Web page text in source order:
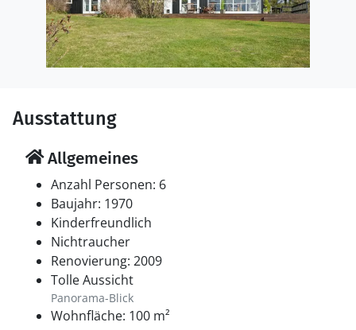
Ausstattung
Allgemeines
Anzahl Personen: 6
Baujahr: 1970
Kinderfreundlich
Nichtraucher
Renovierung: 2009
Tolle Aussicht
Panorama-Blick
Wohnfläche: 100 m²